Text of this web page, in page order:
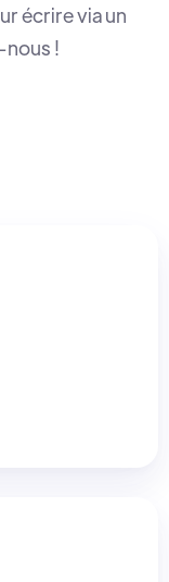
écrire via un
!